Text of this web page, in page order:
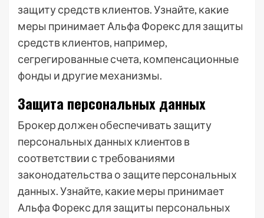
защиту средств клиентов. Узнайте, какие
меры принимает Альфа Форекс для защиты
средств клиентов, например,
сегрегированные счета, компенсационные
фонды и другие механизмы.
Защита персональных данных
Брокер должен обеспечивать защиту
персональных данных клиентов в
соответствии с требованиями
законодательства о защите персональных
данных. Узнайте, какие меры принимает
Альфа Форекс для защиты персональных